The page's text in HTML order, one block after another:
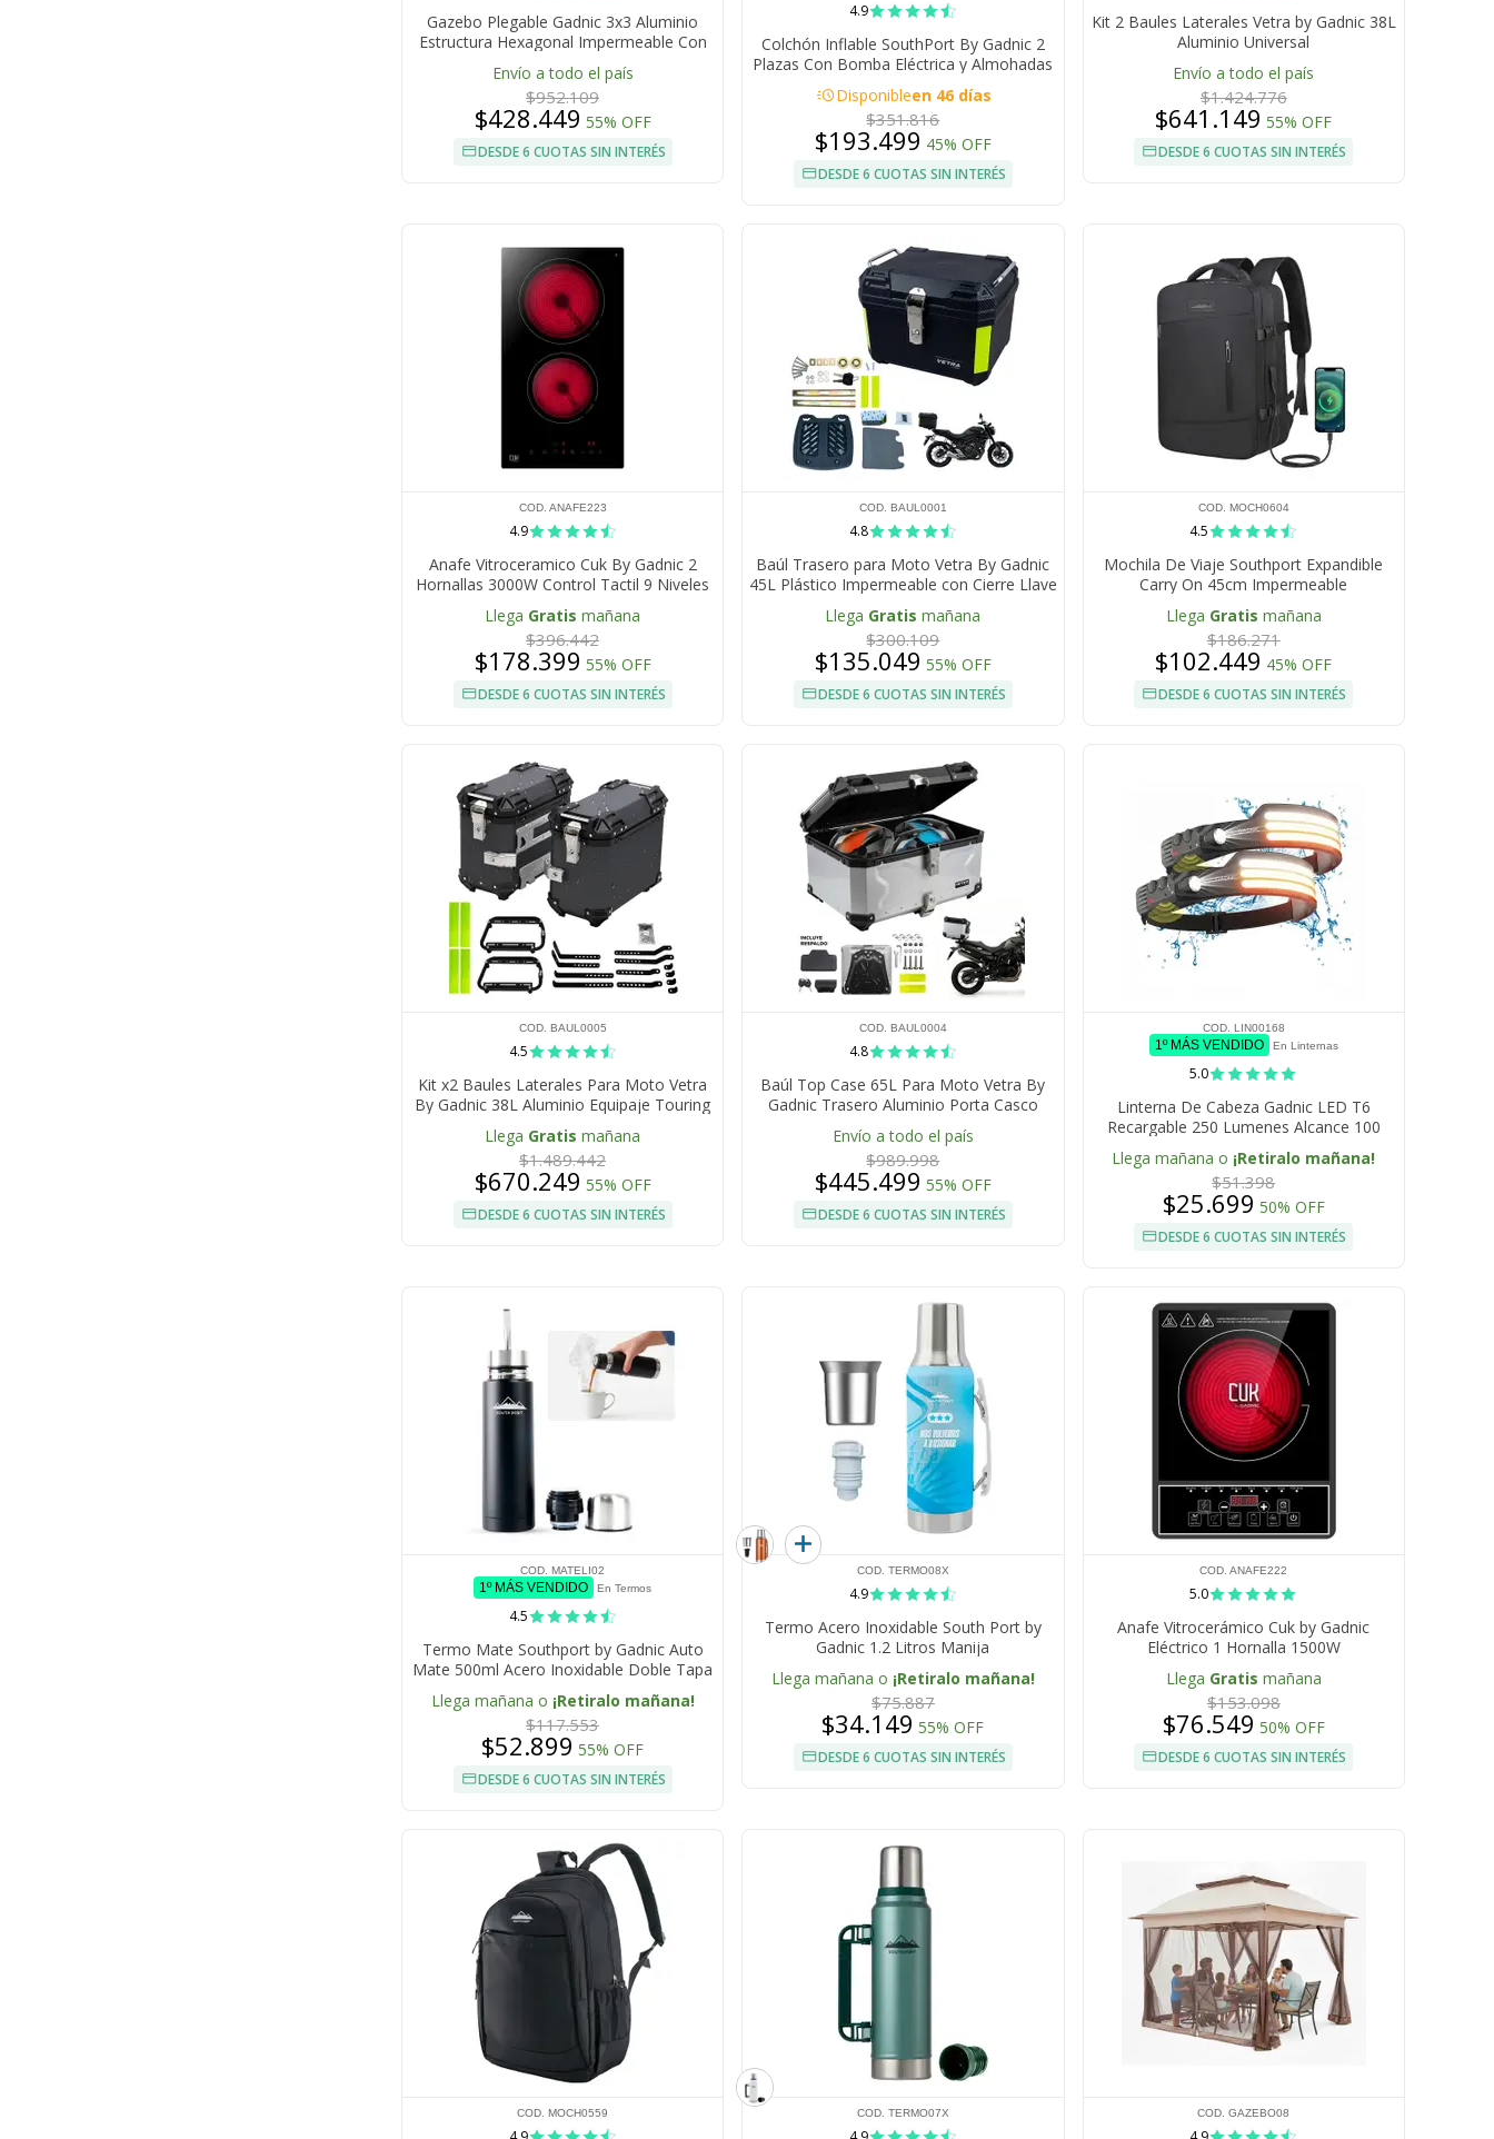
Gazebo Plegable Gadnic 3x3 Aluminio
Estructura Hexagonal Impermeable Con
Paredes Ventanas PVC Bolso Transporte
Eventos Exterior
Envío a todo el país
$952.109
$428.449 55% OFF
DESDE 6 CUOTAS SIN INTERÉS
4.9
Colchón Inflable SouthPort By Gadnic 2
Plazas Con Bomba Eléctrica y Almohadas
Camping
acuteDisponibleen 46 días
$351.816
$193.499 45% OFF
DESDE 6 CUOTAS SIN INTERÉS
Kit 2 Baules Laterales Vetra by Gadnic 38L
Aluminio Universal
Envío a todo el país
$1.424.776
$641.149 55% OFF
DESDE 6 CUOTAS SIN INTERÉS
COD. ANAFE223
4.9
Anafe Vitroceramico Cuk By Gadnic 2
Hornallas 3000W Control Tactil 9 Niveles
Temporizador Bloqueo Infantil
Llega Gratis mañana
$396.442
$178.399 55% OFF
DESDE 6 CUOTAS SIN INTERÉS
COD. BAUL0001
4.8
Baúl Trasero para Moto Vetra By Gadnic
45L Plástico Impermeable con Cierre Llave
Llega Gratis mañana
$300.109
$135.049 55% OFF
DESDE 6 CUOTAS SIN INTERÉS
COD. MOCH0604
4.5
Mochila De Viaje Southport Expandible
Carry On 45cm Impermeable
Llega Gratis mañana
$186.271
$102.449 45% OFF
DESDE 6 CUOTAS SIN INTERÉS
COD. BAUL0005
4.5
Kit x2 Baules Laterales Para Moto Vetra
By Gadnic 38L Aluminio Equipaje Touring
Universal
Llega Gratis mañana
$1.489.442
$670.249 55% OFF
DESDE 6 CUOTAS SIN INTERÉS
COD. BAUL0004
4.8
Baúl Top Case 65L Para Moto Vetra By
Gadnic Trasero Aluminio Porta Casco
Envío a todo el país
$989.998
$445.499 55% OFF
DESDE 6 CUOTAS SIN INTERÉS
COD. LIN00168
1º MÁS VENDIDO En Linternas
5.0
Linterna De Cabeza Gadnic LED T6
Recargable 250 Lumenes Alcance 100
Metros USB IPX4 Bateria 18650
Llega mañana o ¡Retiralo mañana!
$51.398
$25.699 50% OFF
DESDE 6 CUOTAS SIN INTERÉS
COD. MATELI02
1º MÁS VENDIDO En Termos
4.5
Termo Mate Southport by Gadnic Auto
Mate 500ml Acero Inoxidable Doble Tapa
Llega mañana o ¡Retiralo mañana!
$117.553
$52.899 55% OFF
DESDE 6 CUOTAS SIN INTERÉS
COD. TERMO08X
4.9
Termo Acero Inoxidable South Port by
Gadnic 1.2 Litros Manija
Llega mañana o ¡Retiralo mañana!
$75.887
$34.149 55% OFF
DESDE 6 CUOTAS SIN INTERÉS
COD. ANAFE222
5.0
Anafe Vitrocerámico Cuk by Gadnic
Eléctrico 1 Hornalla 1500W
Llega Gratis mañana
$153.098
$76.549 50% OFF
DESDE 6 CUOTAS SIN INTERÉS
COD. MOCH0559 COD. TERMO07X COD. GAZEBO08